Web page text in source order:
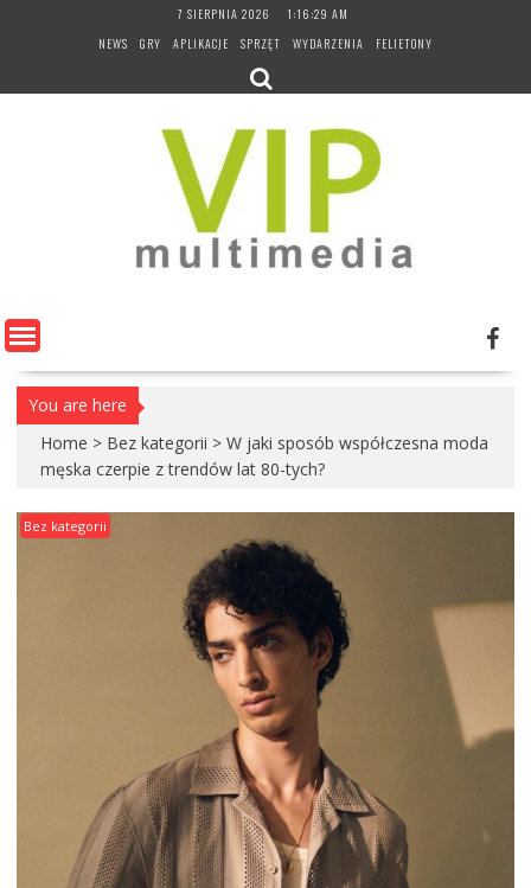
7 SIERPNIA 2026
1:16:30 AM
NEWS
GRY APLIKACJE SPRZĘT WYDARZENIA FELIETONY
You are here
Home > Bez kategorii > W jaki sposób współczesna moda
męska czerpie z trendów lat 80-tych?
Bez kategorii